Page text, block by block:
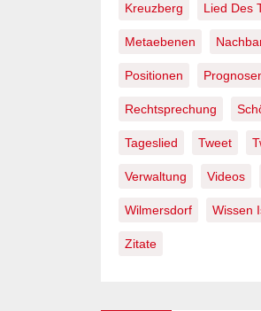
Kreuzberg Lied Des
Metaebenen
Positionen
Rechtsprechung
Tageslied Tweet
Verwaltung Videos
Wilmersdorf Wissen
Zitate